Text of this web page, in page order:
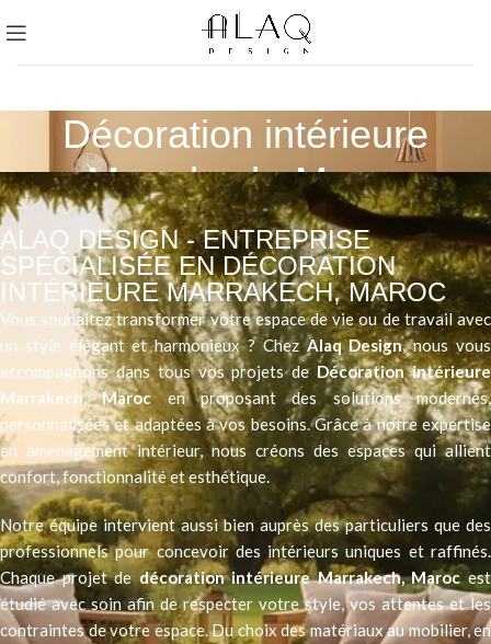
Décoration intérieure
Marrakech, Maroc
ALAQ DESIGN - ENTREPRISE
SPÉCIALISÉE EN DÉCORATION
INTÉRIEURE MARRAKECH, MAROC
Vous souhaitez transformer votre espace de vie ou de travail avec
un style élégant et harmonieux ? ChezAlaq Design, nous vous
accompagnons dans tous vos projets de Décoration intérieure
Marrakech, Marocen proposant des solutions modernes,
personnalisées et adaptées à vos besoins. Grâce à notre expertise
en aménagement intérieur, nous créons des espaces qui allient
confort, fonctionnalité et esthétique.
Notre équipe intervient aussi bien auprès des particuliers que des
professionnels pour concevoir des intérieurs uniques et raffinés.
Chaque projet dedécoration intérieure Marrakech, Marocest
étudié avec soin afin de respecter votre style, vos attentes et les
contraintes de votre espace. Du choix des matériaux au mobilier, en